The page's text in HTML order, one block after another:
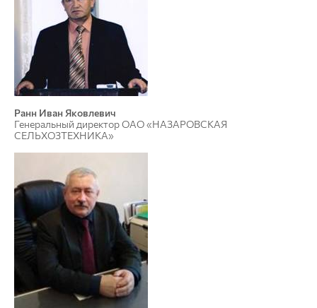
Ранн Иван Яковлевич
Генеральный директор ОАО «НАЗАРОВСКАЯ
СЕЛЬХОЗТЕХНИКА»